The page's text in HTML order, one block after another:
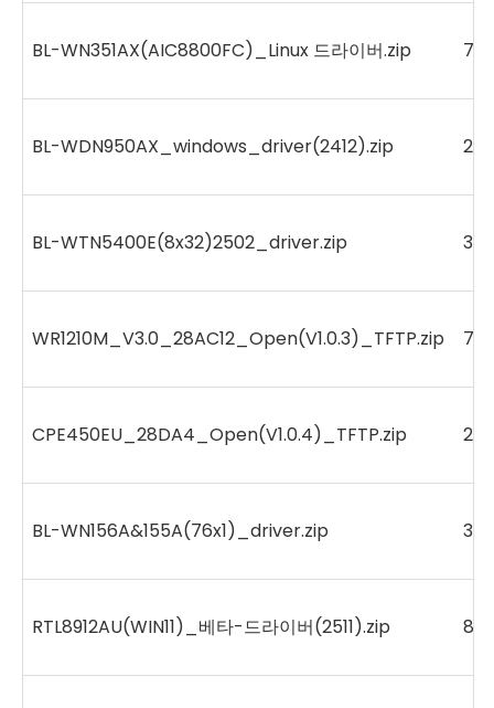
BL-WN351AX(AIC8800FC)_Linux 드라이버.zip
BL-WDN950AX_windows_driver(2412).zip
BL-WTN5400E(8x32)2502_driver.zip
WR1210M_V3.0_28AC12_Open(V1.0.3)_TFTP.zip
CPE450EU_28DA4_Open(V1.0.4)_TFTP.zip
BL-WN156A&155A(76x1)_driver.zip
RTL8912AU(WIN11)_베타-드라이버(2511).zip